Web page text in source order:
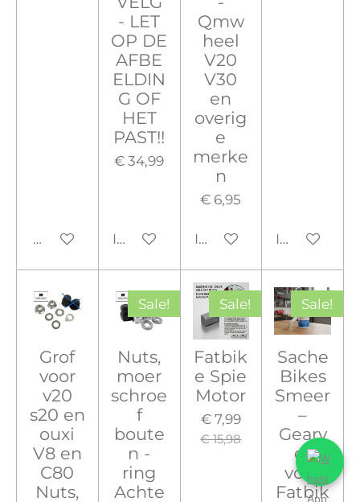
Houd mij op de hoogte
- LET
OP DE
AFBE
ELDIN
G OF
HET
PAST!!
€ 34,99
In winkelwagen
Qmw
heel
V20
V30
en
overig
e
merke
n
€ 6,95
In winkelwagen
In
Grof
voor
v20
s20 en
ouxi
V8 en
C80
Nuts,
Sale!
Nuts,
moer
schroe
f
boute
n -
ring
Achte
Sale!
Fatbik
e Spie
Motor
€ 7,99
€ 15,98
Sale!
Sache
Bikes
Smeer
–
Gearv
et
voor
Fatbik